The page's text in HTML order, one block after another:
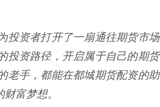
投资者打开了一扇通往期货市场
投资路径，开启属于自己的期货
老手，都能在都城期货配资的助
富梦想。